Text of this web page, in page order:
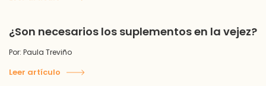
¿Son necesarios los suplementos en la vejez?
Por: Paula Treviño
Leer artículo